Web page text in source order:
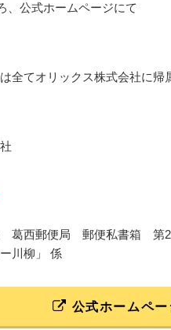
、公式ホームページにて
全てオリックス株式会社に帰
葛西郵便局 郵便私書箱 第
川柳」 係
公式ホームペー